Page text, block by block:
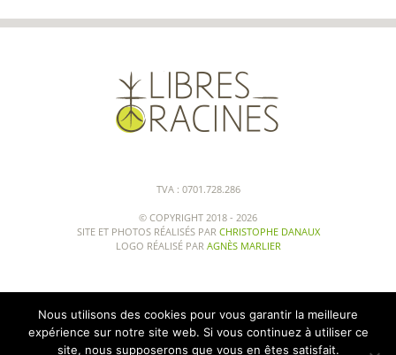
TVA : 0701.728.286
© COPYRIGHT 2018 - 2026
SITE ET PHOTOS RÉALISÉS PAR CHRISTOPHE DANAUX
LOGO RÉALISÉ PAR AGNÈS MARLIER
Nous utilisons des cookies pour vous garantir la meilleure
expérience sur notre site web. Si vous continuez à utiliser ce
site, nous supposerons que vous en êtes satisfait.